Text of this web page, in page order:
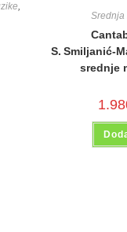
,
Srednja
S.
srednje